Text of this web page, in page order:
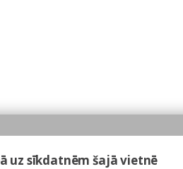
uz sīkdatnēm šajā vietnē